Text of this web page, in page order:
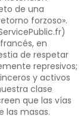
de una
forzoso».
en
de respetar
represivos;
y activos
clase
que las vías
las masas.